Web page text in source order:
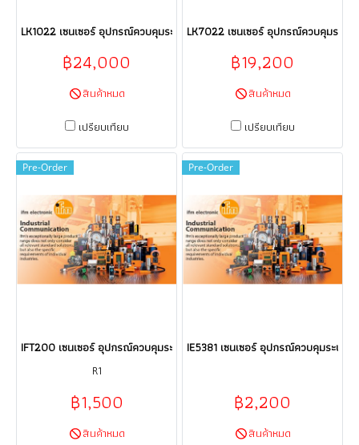
LK1022 เซนเซอร์ อุปกรณ์ควบคุมระบบอัตโนมัติ Sensor ifm electronic
฿24,000
สินค้าหมด
เปรียบเทียบ
LK7022 เซนเซอร์ อุปกรณ์ควบคุมระบ
฿19,200
สินค้าหมด
เปรียบเทียบ
Pre-Order
IFT200 เซนเซอร์ อุปกรณ์ควบคุมระบบอัตโนมัติ Sensor ifm electronic
R1
฿1,500
สินค้าหมด
Pre-Order
IE5381 เซนเซอร์ อุปกรณ์ควบคุมระบบ
฿2,200
สินค้าหมด